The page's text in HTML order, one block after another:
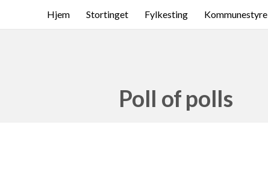
Hjem Stortinget Fylkesting Kommunestyre
Poll of polls